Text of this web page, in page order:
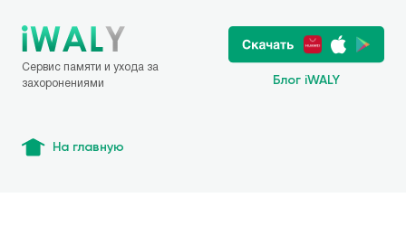
Сервис памяти и ухода за
захоронениями
Блог iWALY
На главную